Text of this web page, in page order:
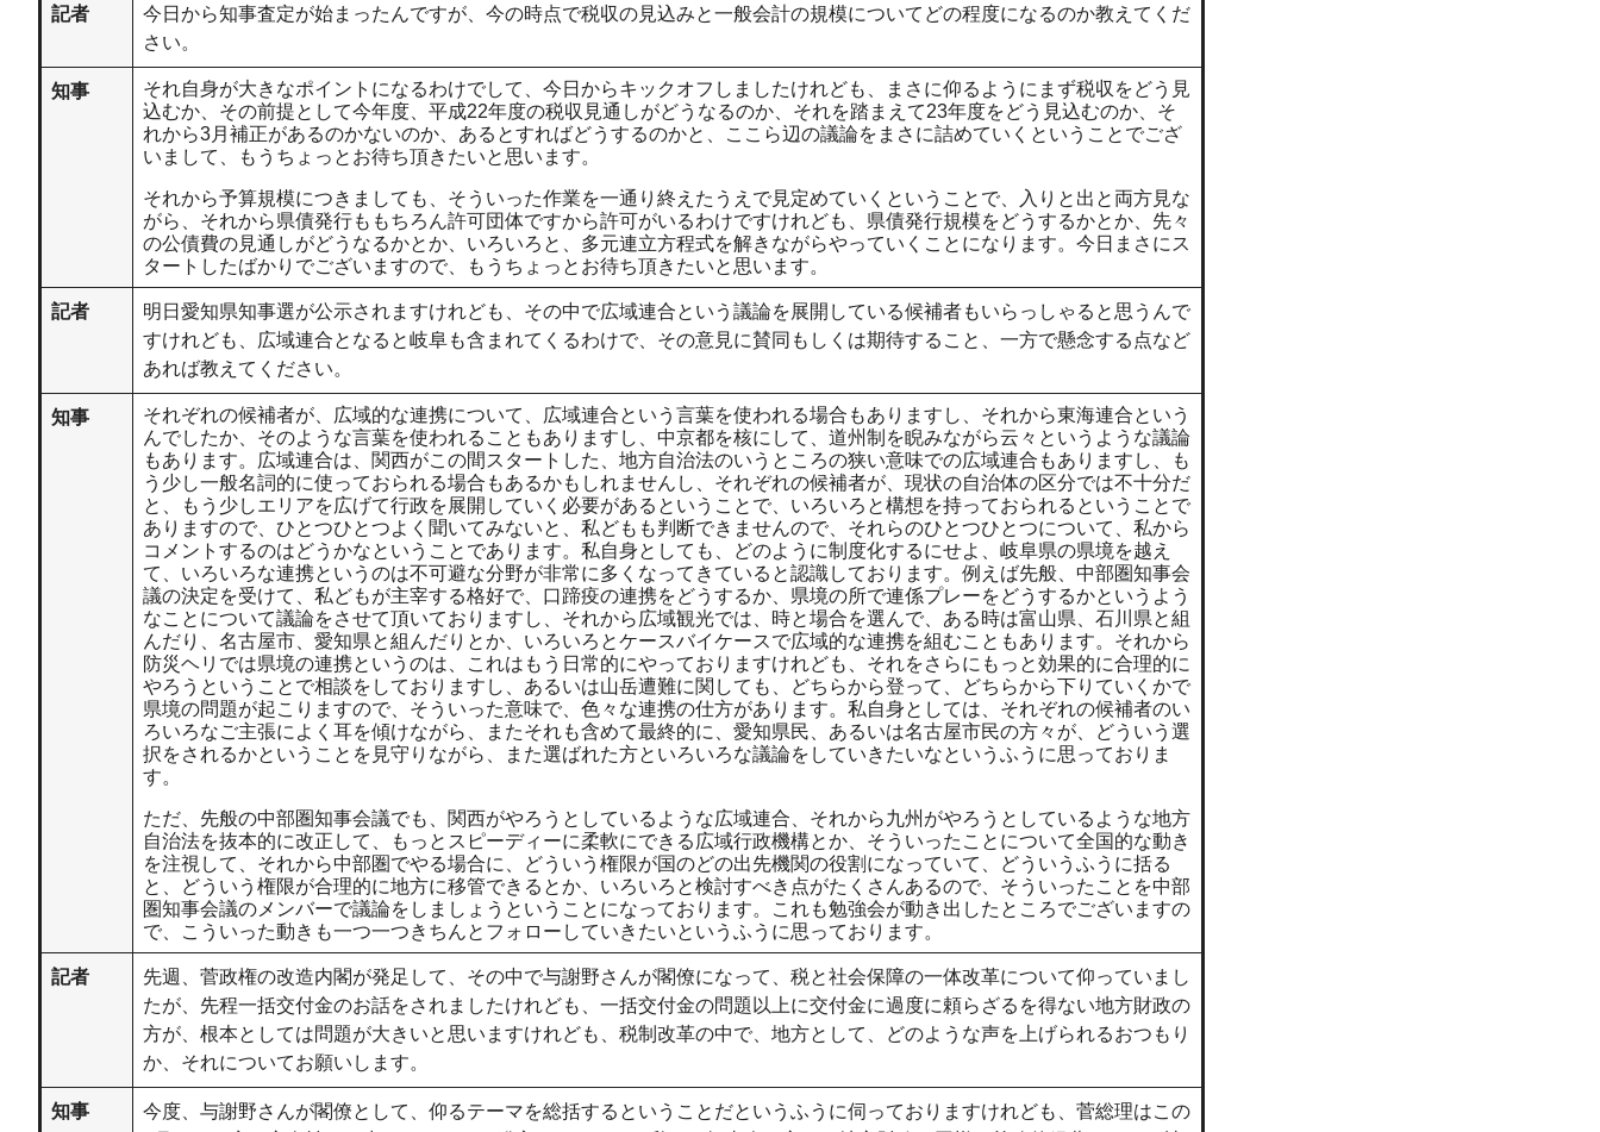
記者
今日から知事査定が始まったんですが、今の時点で税収の見込みと一般会計の規模についてどの程度になるのか教えてくだ
さい。
知事
それ自身が大きなポイントになるわけでして、今日からキックオフしましたけれども、まさに仰るようにまず税収をどう見
込むか、その前提として今年度、平成22年度の税収見通しがどうなるのか、それを踏まえて23年度をどう見込むのか、そ
れから3月補正があるのかないのか、あるとすればどうするのかと、ここら辺の議論をまさに詰めていくということでござ
いまして、もうちょっとお待ち頂きたいと思います。
それから予算規模につきましても、そういった作業を一通り終えたうえで見定めていくということで、入りと出と両方見な
がら、それから県債発行ももちろん許可団体ですから許可がいるわけですけれども、県債発行規模をどうするかとか、先々
の公債費の見通しがどうなるかとか、いろいろと、多元連立方程式を解きながらやっていくことになります。今日まさにス
タートしたばかりでございますので、もうちょっとお待ち頂きたいと思います。
記者
明日愛知県知事選が公示されますけれども、その中で広域連合という議論を展開している候補者もいらっしゃると思うんで
すけれども、広域連合となると岐阜も含まれてくるわけで、その意見に賛同もしくは期待すること、一方で懸念する点など
あれば教えてください。
知事
それぞれの候補者が、広域的な連携について、広域連合という言葉を使われる場合もありますし、それから東海連合という
んでしたか、そのような言葉を使われることもありますし、中京都を核にして、道州制を睨みながら云々というような議論
もあります。広域連合は、関西がこの間スタートした、地方自治法のいうところの狭い意味での広域連合もありますし、も
う少し一般名詞的に使っておられる場合もあるかもしれませんし、それぞれの候補者が、現状の自治体の区分では不十分だ
と、もう少しエリアを広げて行政を展開していく必要があるということで、いろいろと構想を持っておられるということで
ありますので、ひとつひとつよく聞いてみないと、私どもも判断できませんので、それらのひとつひとつについて、私から
コメントするのはどうかなということであります。私自身としても、どのように制度化するにせよ、岐阜県の県境を越え
て、いろいろな連携というのは不可避な分野が非常に多くなってきていると認識しております。例えば先般、中部圏知事会
議の決定を受けて、私どもが主宰する格好で、口蹄疫の連携をどうするか、県境の所で連係プレーをどうするかというよう
なことについて議論をさせて頂いておりますし、それから広域観光では、時と場合を選んで、ある時は富山県、石川県と組
んだり、名古屋市、愛知県と組んだりとか、いろいろとケースバイケースで広域的な連携を組むこともあります。それから
防災ヘリでは県境の連携というのは、これはもう日常的にやっておりますけれども、それをさらにもっと効果的に合理的に
やろうということで相談をしておりますし、あるいは山岳遭難に関しても、どちらから登って、どちらから下りていくかで
県境の問題が起こりますので、そういった意味で、色々な連携の仕方があります。私自身としては、それぞれの候補者のい
ろいろなご主張によく耳を傾けながら、またそれも含めて最終的に、愛知県民、あるいは名古屋市民の方々が、どういう選
択をされるかということを見守りながら、また選ばれた方といろいろな議論をしていきたいなというふうに思っておりま
す。
ただ、先般の中部圏知事会議でも、関西がやろうとしているような広域連合、それから九州がやろうとしているような地方
自治法を抜本的に改正して、もっとスピーディーに柔軟にできる広域行政機構とか、そういったことについて全国的な動き
を注視して、それから中部圏でやる場合に、どういう権限が国のどの出先機関の役割になっていて、どういうふうに括る
と、どういう権限が合理的に地方に移管できるとか、いろいろと検討すべき点がたくさんあるので、そういったことを中部
圏知事会議のメンバーで議論をしましょうということになっております。これも勉強会が動き出したところでございますの
で、こういった動きも一つ一つきちんとフォローしていきたいというふうに思っております。
記者
先週、菅政権の改造内閣が発足して、その中で与謝野さんが閣僚になって、税と社会保障の一体改革について仰っていまし
たが、先程一括交付金のお話をされましたけれども、一括交付金の問題以上に交付金に過度に頼らざるを得ない地方財政の
方が、根本としては問題が大きいと思いますけれども、税制改革の中で、地方として、どのような声を上げられるおつもり
か、それについてお願いします。
知事
今度、与謝野さんが閣僚として、仰るテーマを総括するということだというふうに伺っておりますけれども、菅総理はこの